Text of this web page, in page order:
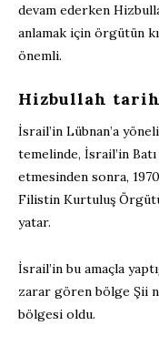
devam ederken
anlamak için örgütün
önemli.
Hizbullah
İsrail’in Lübnan’a
temelinde, İsrail’in Batı
etmesinden sonra, 1970
Filistin Kurtuluş
yatar.
İsrail’in bu amaçla
zarar gören bölge Şii
bölgesi oldu.